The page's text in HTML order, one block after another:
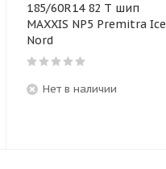
185/60R14 82 T шип
MAXXIS NP5 Premitra Ice
Nord
Нет в наличии